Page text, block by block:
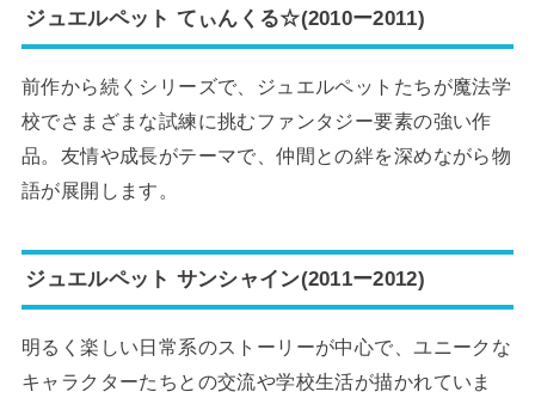
ジュエルペット てぃんくる☆(2010ー2011)
前作から続くシリーズで、ジュエルペットたちが魔法学
校でさまざまな試練に挑むファンタジー要素の強い作
品。友情や成長がテーマで、仲間との絆を深めながら物
語が展開します。
ジュエルペット サンシャイン(2011ー2012)
明るく楽しい日常系のストーリーが中心で、ユニークな
キャラクターたちとの交流や学校生活が描かれていま